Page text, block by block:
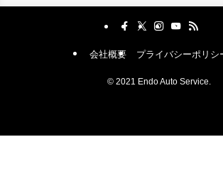
会社概要 プライバシーポリシ
© 2021 Endo Auto Service.